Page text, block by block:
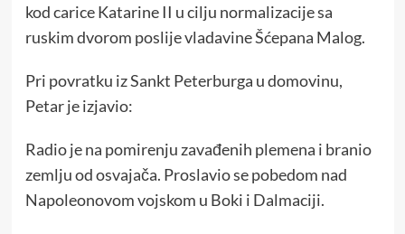
kod carice Katarine II u cilju normalizacije sa
ruskim dvorom poslije vladavine Šćepana Malog.
Pri povratku iz Sankt Peterburga u domovinu,
Petar je izjavio:
Radio je na pomirenju zavađenih plemena i branio
zemlju od osvajača. Proslavio se pobedom nad
Napoleonovom vojskom u Boki i Dalmaciji.